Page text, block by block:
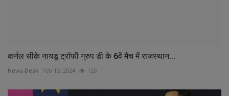
कर्नल सीके नायडू ट्रॉफी ग्रुप डी के 6वें मैच में राजस्थान...
News Desk Feb 13, 2024 120